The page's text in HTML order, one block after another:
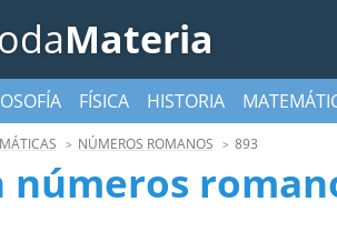
Materia
FÍSICA HISTORIA
NÚMEROS ROMANOS 893
números